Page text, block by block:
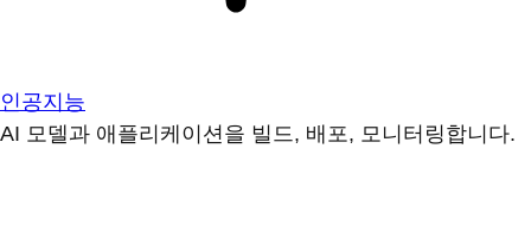
인공지능
AI 모델과 애플리케이션을 빌드, 배포, 모니터링합니다.